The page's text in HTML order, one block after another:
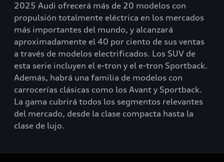
2025 Audi ofrecerá más de 20 modelos con
propulsión totalmente eléctrica en los mercados
más importantes del mundo, y alcanzará
aproximadamente el 40 por ciento de sus ventas
a través de modelos electrificados. Los SUV de
esta serie incluyen el e-tron y el e-tron Sportback.
Además, habrá una familia de modelos con
carrocerías clásicas como los Avant y Sportback.
La gama cubrirá todos los segmentos relevantes
del mercado, desde la clase compacta hasta la
clase de lujo.